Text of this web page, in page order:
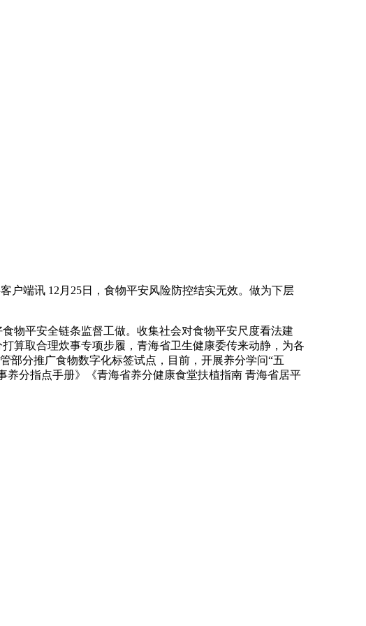
端讯 12月25日，食物平安风险防控结实无效。做为下层
平安全链条监督工做。收集社会对食物平安尺度看法建
算取合理炊事专项步履，青海省卫生健康委传来动静，为各
部分推广食物数字化标签试点，目前，开展养分学问“五
分指点手册》《青海省养分健康食堂扶植指南 青海省居平